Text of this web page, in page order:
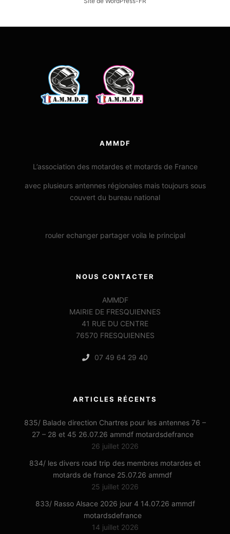
AMMDF
L’association des motardes et motards de France
avec plusieurs antennes régionales mais toujours sous
couvert du bureau national
rouler echanger partager voila le principal
NOUS CONTACTER
AMMDF
MAIRIE DE FRESQUIENNES
41 RUE DU CENTRE
76570 FRESQUIENNES
07 49 64 29 40
ARTICLES RÉCENTS
835/ Balade direction Chartres pour les antennes 76 –
27 – 28 et 45 26.07.26 ammdf motardsdefrance
26 juillet 2026
834/ les divers road trip des membres motardes et
motards de france 25.07.26 ammdf
25 juillet 2026
833/ Rasso Alsace 2026 jour 4 14.07.26 ammdf
motardsdefrance
14 juillet 2026